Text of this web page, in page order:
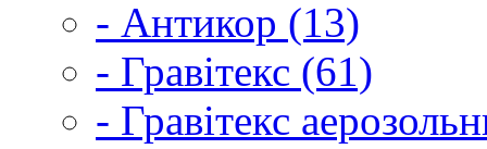
- Антикор (13)
- Гравітекс (61)
- Гравітекс